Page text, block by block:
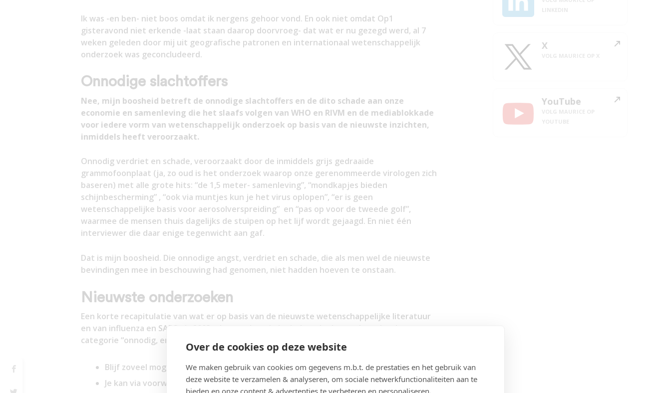
Over de cookies op deze website
We maken gebruik van cookies om gegevens m.b.t. de prestaties en het gebruik van
deze website te verzamelen & analyseren, om sociale netwerkfunctionaliteiten aan te
bieden en onze content & advertenties te verbeteren en personaliseren.
Ik was -en ben- niet boos omdat ik nergens gehoor vond. En ook niet omdat Op1
gisteravond niet erkende -laat staan daarop doorvroeg- dat wat er nu gezegd werd, al 7
weken geleden door mij uit geografische patronen en internationaal wetenschappelijk
onderzoek was geconcludeerd.
Onnodige slachtoffers
Nee, mijn boosheid betreft de onnodige slachtoffers en de dito schade aan onze
economie en samenleving die het slaafs volgen van WHO en RIVM en de mediablokkade
voor iedere vorm van wetenschappelijk onderzoek op basis van de nieuwste inzichten,
inmiddels heeft veroorzaakt.
Onnodig verdriet en schade, veroorzaakt door de inmiddels grijs gedraaide
grammofoonplaat (ja, zo oud is het onderzoek waarop onze gerenommeerde virologen zich
baseren) met alle grote hits: “de 1,5 meter- samenleving”, “mondkapjes bieden
schijnbescherming” , “ook via muntjes kun je het virus oplopen”, “er is geen
wetenschappelijke basis voor aerosolverspreiding” en “pas op voor de tweede golf”,
waarmee de mensen thuis dagelijks de stuipen op het lijf wordt gejaagd. En niet één
interviewer die daar enige tegenwicht aan gaf.
Dat is mijn boosheid. Die onnodige angst, verdriet en schade, die als men wel de nieuwste
bevindingen mee in beschouwing had genomen, niet hadden hoeven te onstaan.
Nieuwste onderzoeken
Een korte recapitulatie van wat er op basis van de nieuwste wetenschappelijke literatuur
en van influenza en SARS uit 2003, plus een beetje logisch nadenken, valt onder de
categorie “onnodig, en heel schadelijk voor economie, maatschappij en volksgezondheid”:
Blijf zoveel mogelijk binnen. Nee:Buiten loop je geen gevaar en is gezonder.
Je kan via voorwerpen besmet worden Nee: al rond 2 april door prof. Streeckgemeld
X
YouTube